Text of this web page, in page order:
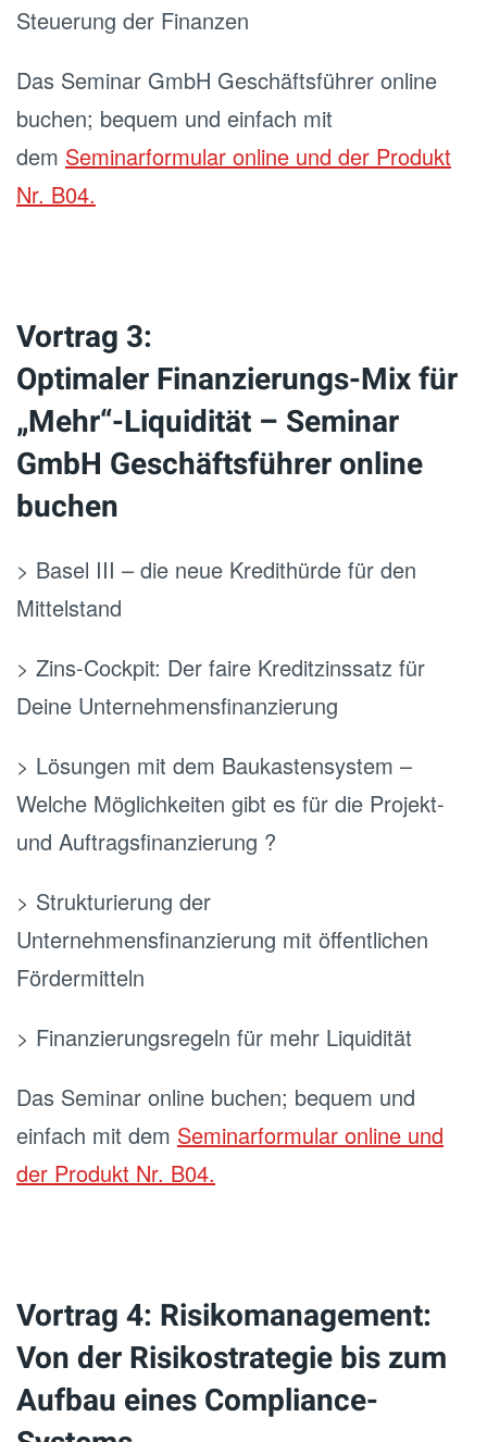
Steuerung der Finanzen
Das Seminar GmbH Geschäftsführer online
buchen; bequem und einfach mit
dem Seminarformular online und der Produkt
Nr. B04.
Vortrag 3:
Optimaler Finanzierungs-Mix für
„Mehr“-Liquidität – Seminar
GmbH Geschäftsführer online
buchen
> Basel III – die neue Kredithürde für den
Mittelstand
> Zins-Cockpit: Der faire Kreditzinssatz für
Deine Unternehmensfinanzierung
> Lösungen mit dem Baukastensystem –
Welche Möglichkeiten gibt es für die Projekt-
und Auftragsfinanzierung ?
> Strukturierung der
Unternehmensfinanzierung mit öffentlichen
Fördermitteln
> Finanzierungsregeln für mehr Liquidität
Das Seminar online buchen; bequem und
einfach mit dem Seminarformular online und
der Produkt Nr. B04.
Vortrag 4: Risikomanagement:
Von der Risikostrategie bis zum
Aufbau eines Compliance-